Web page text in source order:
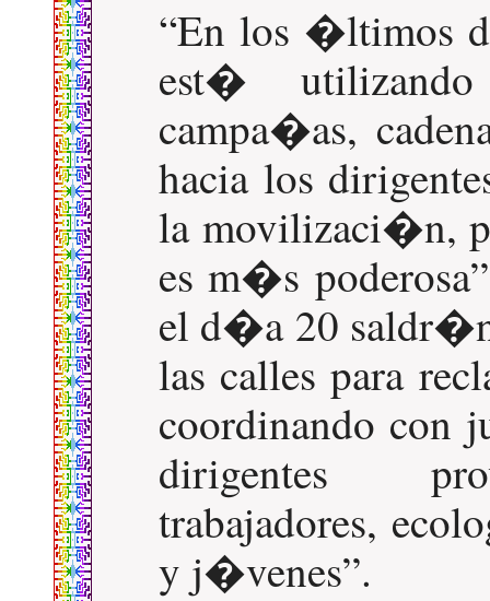
En los �ltimos
est� utilizando
campa�as,
hacia los
la movilizaci�n,
es m�s poderosa
el d�a 20 saldr�n
las calles para
coordinando con
dirigentes
trabajadores,
y j�venes .